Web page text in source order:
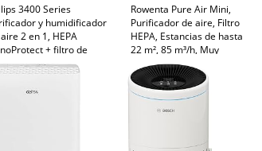
3400 Series
y humidificador
2 en 1, HEPA
+ filtro de
activo,
higiénica a
ml/h, CADR 300 m³/h
Rowenta Pure Air Mini,
Purificador de aire, Filtro
HEPA, Estancias de hasta
22 m², 85 m³/h, Muy
silencioso, Reduce malos
olores, Motor Effitech,
Blanco y azul, PU1520F0